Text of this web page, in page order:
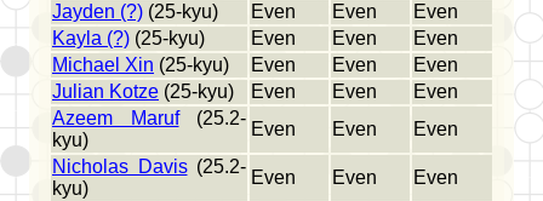
Jayden (?) (25-kyu) Even Even
Even
Kayla (?) (25-kyu) Even Even
Even
Michael Xin (25-kyu) Even Even
Even
Julian Kotze (25-kyu) Even Even
Even
Azeem Maruf(25.2-
kyu)
Even Even
Even
Nicholas Davis(25.2-
kyu)
Even Even
Even